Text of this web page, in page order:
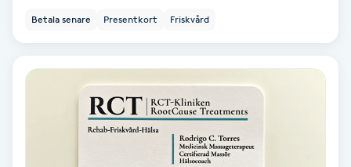
Damklippning
Betala senare Presentkort Friskvård